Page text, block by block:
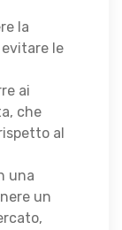
la
le
ai
che
al
una
un